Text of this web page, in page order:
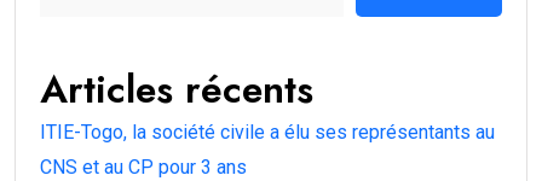
Articles récents
ITIE-Togo, la société civile a élu ses représentants au
CNS et au CP pour 3 ans